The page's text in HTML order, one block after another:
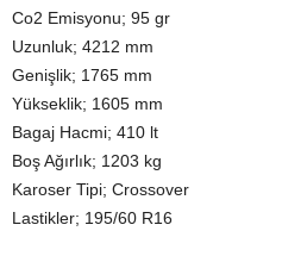
Co2 Emisyonu; 95 gr
Uzunluk; 4212 mm
Genişlik; 1765 mm
Yükseklik; 1605 mm
Bagaj Hacmi; 410 lt
Boş Ağırlık; 1203 kg
Karoser Tipi; Crossover
Lastikler; 195/60 R16